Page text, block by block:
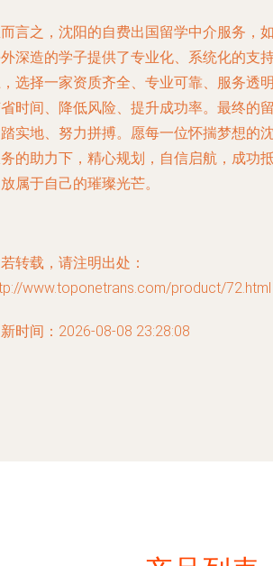
言之，沈阳的自费出国留学中介服务，
深造的学子提供了专业化、系统化的支
选择一家资质齐全、专业可靠、服务透
时间、降低风险、提升成功率。最终的
实地、努力拼搏。愿每一位怀揣梦想的
的助力下，精心规划，自信启航，成功
属于自己的璀璨光芒。
转载，请注明出处：
www.toponetrans.com/product/72.html
时间：2026-08-08 23:28:08